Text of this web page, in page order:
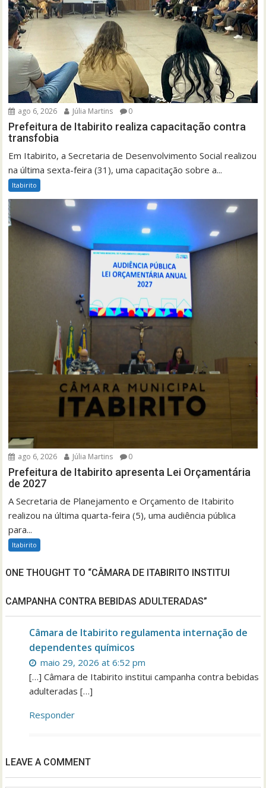
ago 6, 2026 Júlia Martins 0
Prefeitura de Itabirito realiza capacitação contra
transfobia
Em Itabirito, a Secretaria de Desenvolvimento Social realizou
na última sexta-feira (31), uma capacitação sobre a...
Itabirito
ago 6, 2026 Júlia Martins 0
Prefeitura de Itabirito apresenta Lei Orçamentária
de 2027
A Secretaria de Planejamento e Orçamento de Itabirito
realizou na última quarta-feira (5), uma audiência pública
para...
Itabirito
ONE THOUGHT TO “CÂMARA DE ITABIRITO INSTITUI
CAMPANHA CONTRA BEBIDAS ADULTERADAS”
Câmara de Itabirito regulamenta internação de
dependentes químicos
maio 29, 2026 at 6:52 pm
[…] Câmara de Itabirito institui campanha contra bebidas
adulteradas […]
Responder
LEAVE A COMMENT